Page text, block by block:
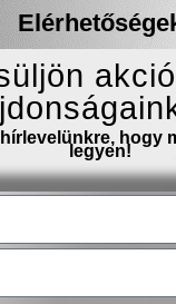
hírlevelünkre, hogy
legyen!